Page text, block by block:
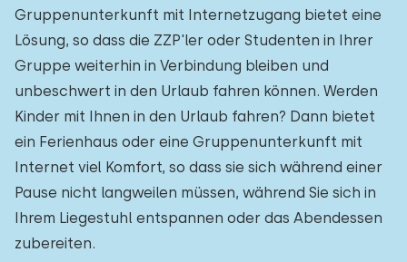
Gruppenunterkunft mit Internetzugang bietet eine
Lösung, so dass die ZZP'ler oder Studenten in Ihrer
Gruppe weiterhin in Verbindung bleiben und
unbeschwert in den Urlaub fahren können. Werden
Kinder mit Ihnen in den Urlaub fahren? Dann bietet
ein Ferienhaus oder eine Gruppenunterkunft mit
Internet viel Komfort, so dass sie sich während einer
Pause nicht langweilen müssen, während Sie sich in
Ihrem Liegestuhl entspannen oder das Abendessen
zubereiten.